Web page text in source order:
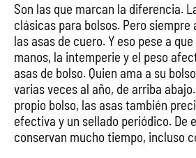
Son las que marcan la diferencia.
clásicas para bolsos. Pero siempre
las asas de cuero. Y eso pese a
manos, la intemperie y el peso
asas de bolso. Quien ama a su
varias veces al año, de arriba
propio bolso, las asas también
efectiva y un sellado periódico. De
conservan mucho tiempo, incluso